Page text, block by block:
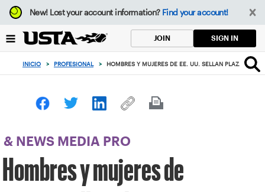
Enfoque
desde
botón
volver
principio
New!Lost your account information? Find your account!
JOIN SIGN IN
INICIO > PROFESIONAL > HOMBRES Y MUJERES DE EE. UU. SELLAN PLAZAS
& NEWS MEDIA PRO
Hombres y mujeres de